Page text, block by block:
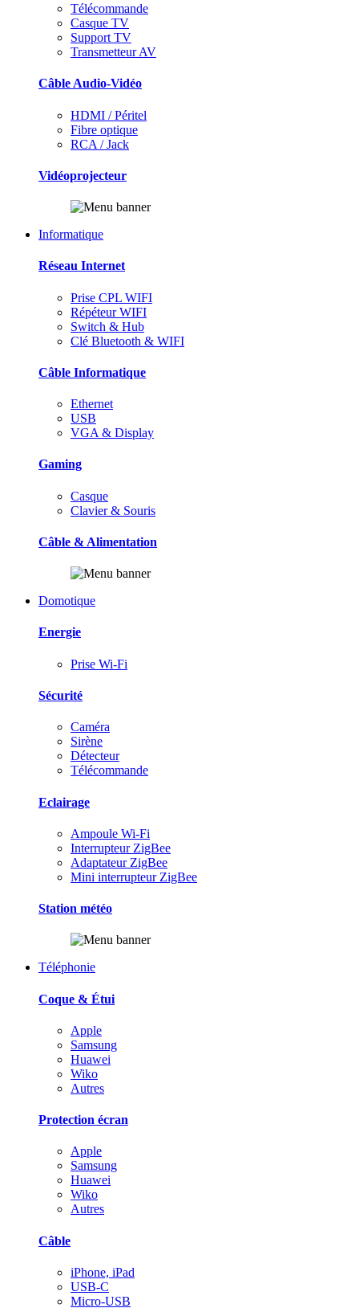
Télécommande
Casque TV
Support TV
Transmetteur AV
Câble Audio-Vidéo
HDMI / Péritel
Fibre optique
RCA / Jack
Vidéoprojecteur
Informatique
Réseau Internet
Prise CPL WIFI
Répéteur WIFI
Switch & Hub
Clé Bluetooth & WIFI
Câble Informatique
Ethernet
USB
VGA & Display
Gaming
Casque
Clavier & Souris
Câble & Alimentation
Domotique
Energie
Prise Wi-Fi
Sécurité
Caméra
Sirène
Détecteur
Télécommande
Eclairage
Ampoule Wi-Fi
Interrupteur ZigBee
Adaptateur ZigBee
Mini interrupteur ZigBee
Station météo
Téléphonie
Coque & Étui
Apple
Samsung
Huawei
Wiko
Autres
Protection écran
Apple
Samsung
Huawei
Wiko
Autres
Câble
iPhone, iPad
USB-C
Micro-USB